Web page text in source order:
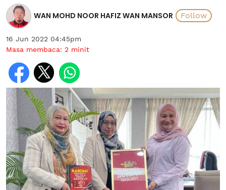
WAN MOHD NOOR HAFIZ WAN MANSOR
16 Jun 2022 04:45pm
Masa membaca: 2 minit